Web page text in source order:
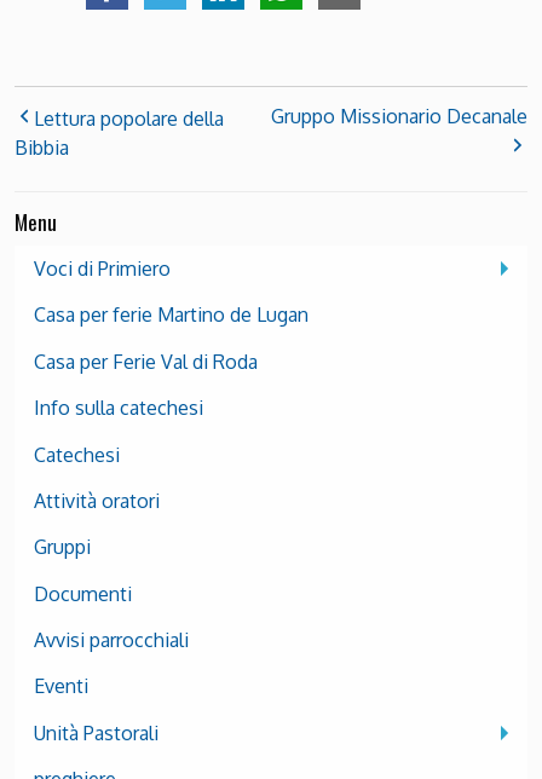
Lettura popolare della
Bibbia
Gruppo Missionario Decanale
Menu
Voci di Primiero
Casa per ferie Martino de Lugan
Casa per Ferie Val di Roda
Info sulla catechesi
Catechesi
Attività oratori
Gruppi
Documenti
Avvisi parrocchiali
Eventi
Unità Pastorali